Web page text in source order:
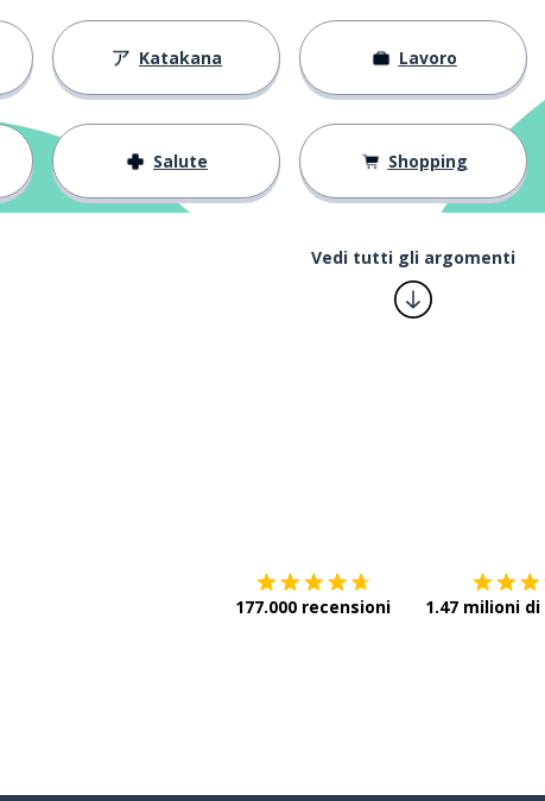
Katakana Lavoro
Salute Shopping
Vedi tutti gli argomenti
177.000 recensioni 1.47 milioni